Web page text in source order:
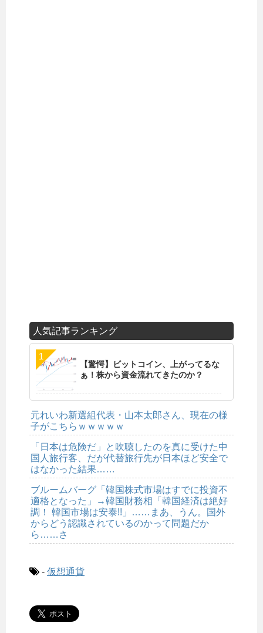
人気記事ランキング
【驚愕】ビットコイン、上がってるな
ぁ！株から資金流れてきたのか？
元れいわ新選組代表・山本太郎さん、現在の様
子がこちらｗｗｗｗｗ
「日本は危険だ」と吹聴したのを真に受けた中
国人旅行客、だが代替旅行先が日本ほど安全で
はなかった結果……
ブルームバーグ「韓国株式市場はすでに投資不
適格となった」→韓国財務相「韓国経済は絶好
調！ 韓国市場は安泰!!」……まあ、うん。国外
からどう認識されているのかって問題だか
ら……さ
- 仮想通貨